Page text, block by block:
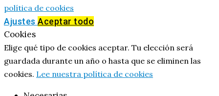
política de cookies
Ajustes Aceptar todo
Cookies
Elige qué tipo de cookies aceptar. Tu elección será
guardada durante un año o hasta que se eliminen las
cookies. Lee nuestra política de cookies